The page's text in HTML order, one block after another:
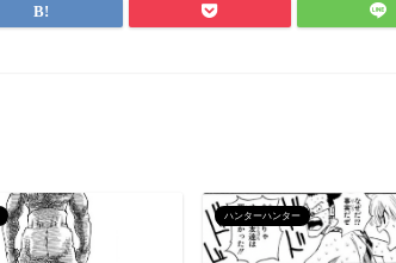
ハンターハンター